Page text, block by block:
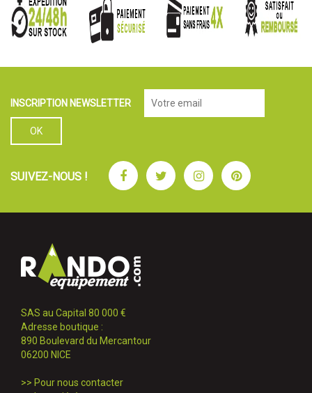
INSCRIPTION NEWSLETTER
SUIVEZ-NOUS ! FacebookTwitterInstagramPinterest
SAS au Capital 80 000 €
Adresse boutique :
890 Boulevard du Mercantour
06200 NICE
>> Pour nous contacter